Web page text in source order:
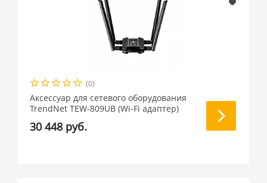
(0)
Аксессуар для сетевого оборудования
TrendNet TEW-809UB (Wi-Fi адаптер)
30 448 руб.